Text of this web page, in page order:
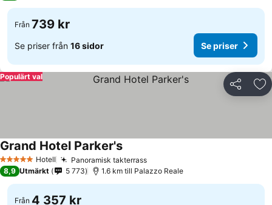
Från 739 kr
Se priser från 16 sidor Se priser
Dela
Populärt val
5 Stjärnor Hotell Panoramisk takterrassSe priser
Grand Hotel Parker'sSe priser
8,9 Utmärkt 5 773 1.6 km till Palazzo Reale
Från 4 357 kr